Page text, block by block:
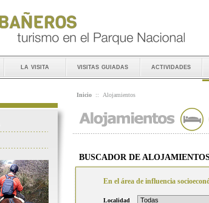
la visita visitas guiadas actividades
Inicio :: Alojamientos
BUSCADOR DE
En el área de influencia
Localidad